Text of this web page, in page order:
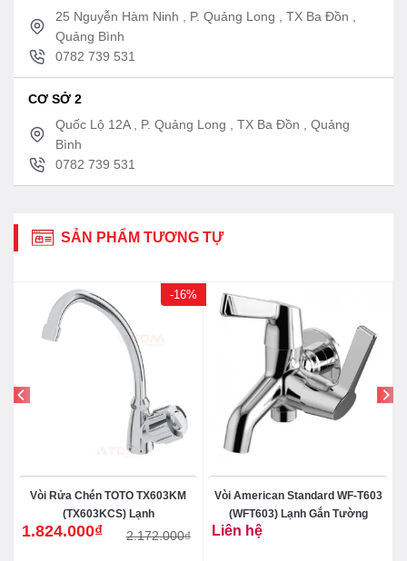
25 Nguyễn Hàm Ninh , P. Quảng Long , TX Ba Đồn ,
Quảng Bình
0782 739 531
CƠ SỞ 2
Quốc Lộ 12A , P. Quảng Long , TX Ba Đồn , Quảng
Bình
0782 739 531
SẢN PHẨM TƯƠNG TỰ
-16%
Vòi Rửa Chén TOTO TX603KM
(TX603KCS) Lạnh
2.172.000₫
Giá
1.824.000₫
Giá
Vòi American Standard WF-T603
(WFT603) Lạnh Gắn Tường
Liên hệ